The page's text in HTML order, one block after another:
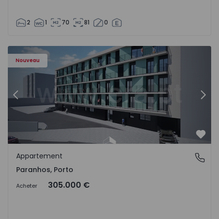
2 1 70 81 0
Nouveau
Appartement T1 Porto, Paranhos - 1575706 - 8
Précédent
Paranhos, Porto
Appartement
Paranhos, Porto
Acheter 305.000 €